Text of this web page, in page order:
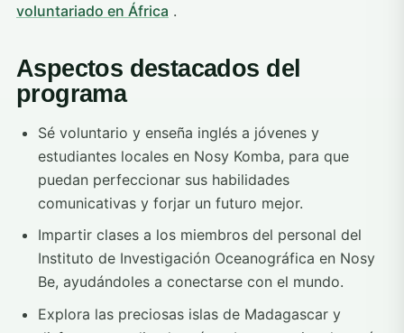
voluntariado en África .
Aspectos destacados del
programa
Sé voluntario y enseña inglés a jóvenes y
estudiantes locales en Nosy Komba, para que
puedan perfeccionar sus habilidades
comunicativas y forjar un futuro mejor.
Impartir clases a los miembros del personal del
Instituto de Investigación Oceanográfica en Nosy
Be, ayudándoles a conectarse con el mundo.
Explora las preciosas islas de Madagascar y